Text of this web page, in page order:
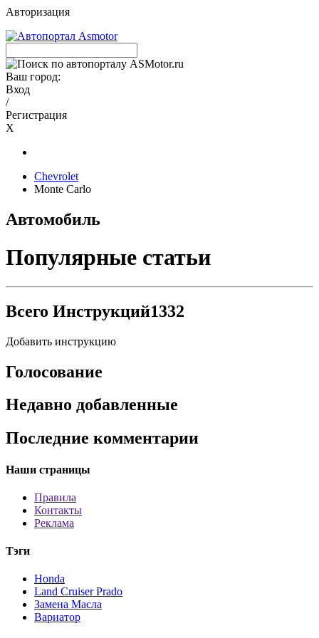
Авторизация
Ваш город:
Вход
/
Регистрация
X
Chevrolet
Monte Carlo
Автомобиль
Популярные статьи
Всего Инструкций1332
Добавить инструкцию
Голосование
Недавно добавленные
Последние комментарии
Наши страницы
Правила
Контакты
Реклама
Тэги
Honda
Land Cruiser Prado
Замена Масла
Вариатор